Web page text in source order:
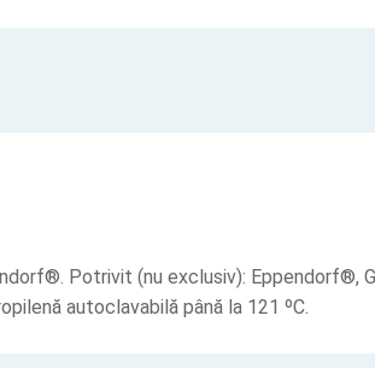
Potrivit (nu exclusiv):
autoclavabilă până la 121 ºC.